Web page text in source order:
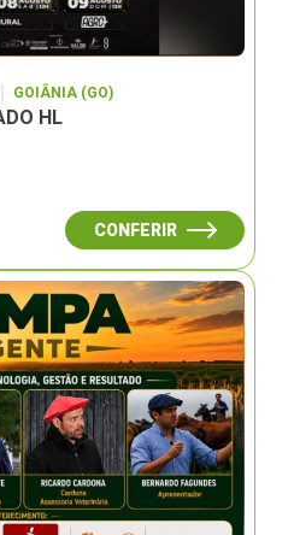
GOIÂNIA (GO)
HL
CONFERIR